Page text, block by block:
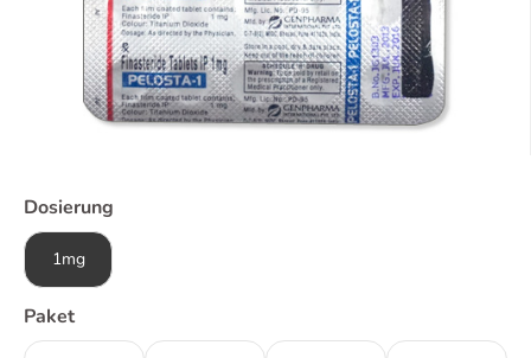
Dosierung
1mg
Paket